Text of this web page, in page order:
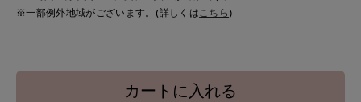
※一部例外地域がございます。(詳しくはこちら )
カートに入れる